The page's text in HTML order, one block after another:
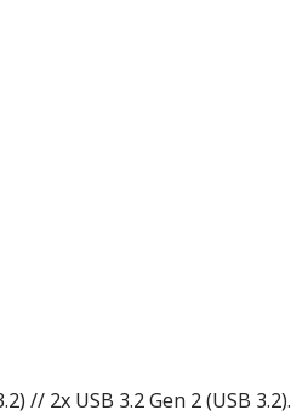
// 2x USB 3.2 Gen 2 (USB 3.2).